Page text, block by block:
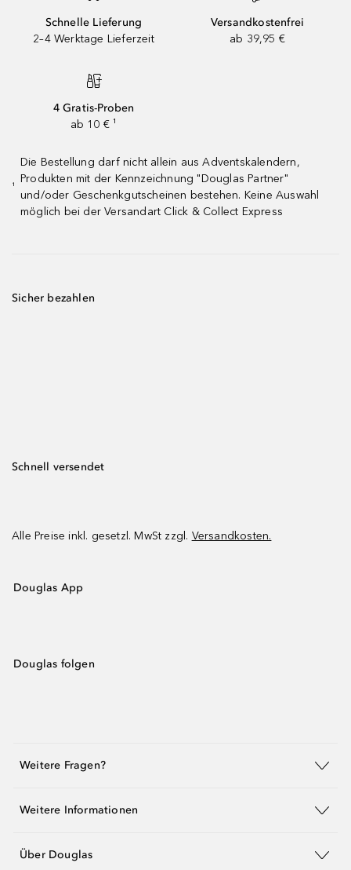
Schnelle Lieferung
2–4 Werktage Lieferzeit
Versandkostenfrei
ab 39,95 €
4 Gratis-Proben
ab 10 € ¹
¹
Die Bestellung darf nicht allein aus Adventskalendern,
Produkten mit der Kennzeichnung "Douglas Partner"
und/oder Geschenkgutscheinen bestehen. Keine Auswahl
möglich bei der Versandart Click & Collect Express
Sicher bezahlen
Schnell versendet
Alle Preise inkl. gesetzl. MwSt zzgl. Versandkosten.
Douglas App
Douglas folgen
Weitere Fragen?
Weitere Informationen
Über Douglas